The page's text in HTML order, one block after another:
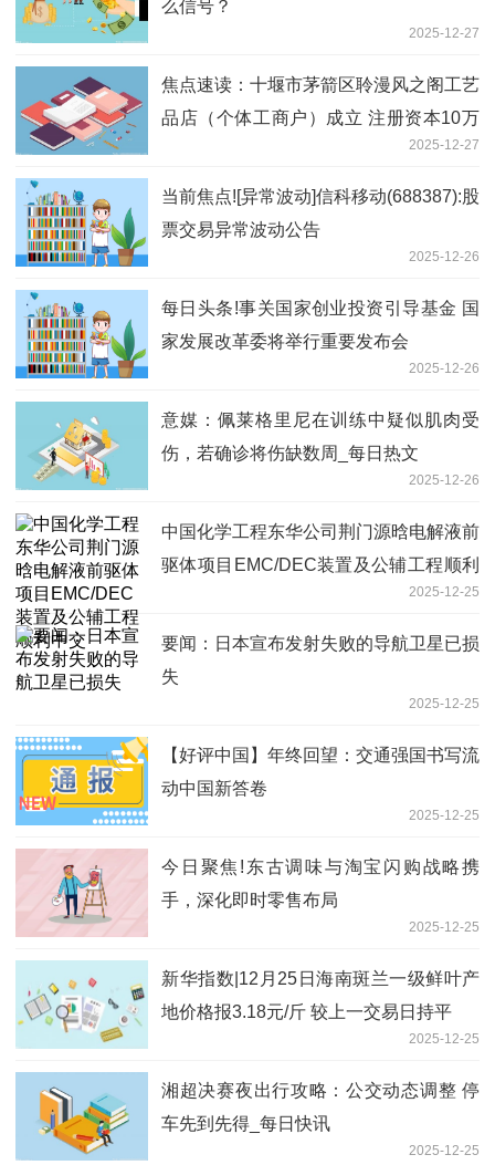
么信号？
2025-12-27
焦点速读：十堰市茅箭区聆漫风之阁工艺
品店（个体工商户）成立 注册资本10万
2025-12-27
当前焦点![异常波动]信科移动(688387):股
票交易异常波动公告
2025-12-26
每日头条!事关国家创业投资引导基金 国
家发展改革委将举行重要发布会
2025-12-26
意媒：佩莱格里尼在训练中疑似肌肉受
伤，若确诊将伤缺数周_每日热文
2025-12-26
中国化学工程东华公司荆门源晗电解液前
驱体项目EMC/DEC装置及公辅工程顺利
2025-12-25
要闻：日本宣布发射失败的导航卫星已损
失
2025-12-25
【好评中国】年终回望：交通强国书写流
动中国新答卷
2025-12-25
今日聚焦!东古调味与淘宝闪购战略携
手，深化即时零售布局
2025-12-25
新华指数|12月25日海南斑兰一级鲜叶产
地价格报3.18元/斤 较上一交易日持平
2025-12-25
湘超决赛夜出行攻略：公交动态调整 停
车先到先得_每日快讯
2025-12-25